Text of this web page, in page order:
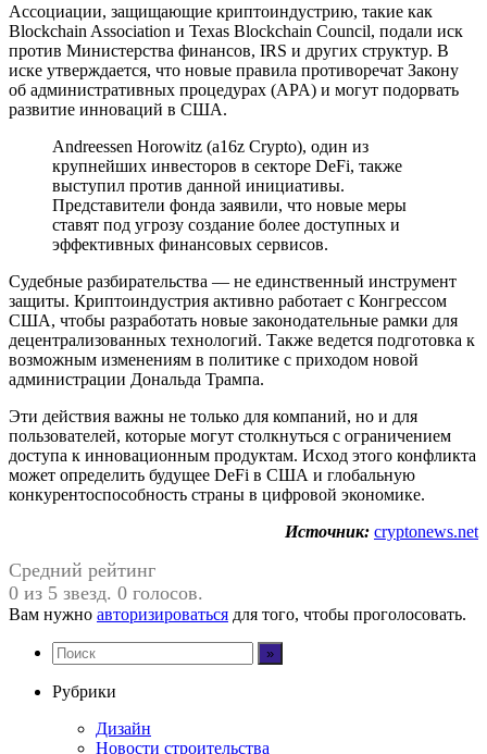
Ассоциации, защищающие криптоиндустрию, такие как
Blockchain Association и Texas Blockchain Council, подали иск
против Министерства финансов, IRS и других структур. В
иске утверждается, что новые правила противоречат Закону
об административных процедурах (APA) и могут подорвать
развитие инноваций в США.
Andreessen Horowitz (a16z Crypto), один из
крупнейших инвесторов в секторе DeFi, также
выступил против данной инициативы.
Представители фонда заявили, что новые меры
ставят под угрозу создание более доступных и
эффективных финансовых сервисов.
Судебные разбирательства — не единственный инструмент
защиты. Криптоиндустрия активно работает с Конгрессом
США, чтобы разработать новые законодательные рамки для
децентрализованных технологий. Также ведется подготовка к
возможным изменениям в политике с приходом новой
администрации Дональда Трампа.
Эти действия важны не только для компаний, но и для
пользователей, которые могут столкнуться с ограничением
доступа к инновационным продуктам. Исход этого конфликта
может определить будущее DeFi в США и глобальную
конкурентоспособность страны в цифровой экономике.
Источник: cryptonews.net
Средний рейтинг
0 из 5 звезд. 0 голосов.
Вам нужно авторизироваться для того, чтобы проголосовать.
Рубрики
Дизайн
Новости строительства